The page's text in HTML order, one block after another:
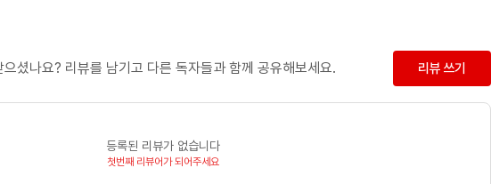
국광고학회, 한국광고홍보학회, 한국PR학회에서 연구이사 및 기획이사로 봉사하고
헬스케어 서비스 혁신, 뉴미디어 기술을 활용한 광고PR 전략, 디지털사이니지, 소비자
셨나요? 리뷰를 남기고 다른 독자들과 함께 공유해보세요. 리뷰 쓰기
등록된 리뷰가 없습니다
첫번째 리뷰어가 되어주세요